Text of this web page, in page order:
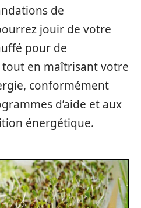
de
jouir de votre
pour de
en maîtrisant votre
conformément
d’aide et aux
énergétique.